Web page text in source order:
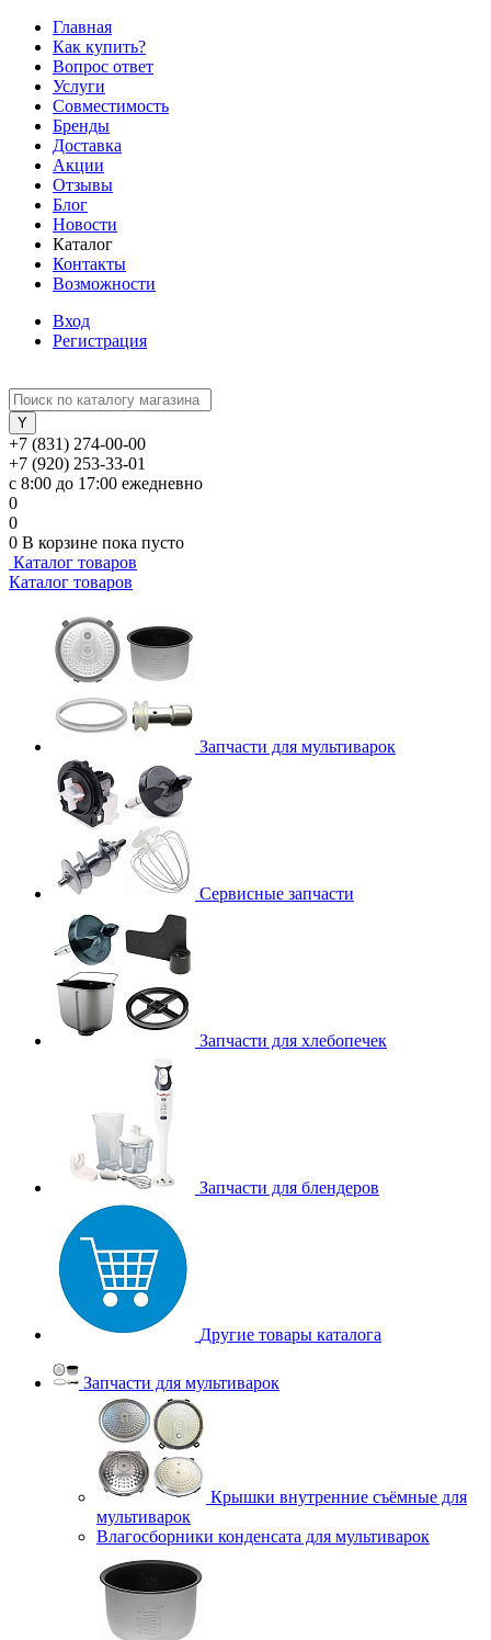
Главная
Как купить?
Вопрос ответ
Услуги
Совместимость
Бренды
Доставка
Акции
Отзывы
Блог
Новости
Каталог
Контакты
Возможности
Вход
Регистрация
+7 (831) 274-00-00
+7 (920) 253-33-01
с 8:00 до 17:00 ежедневно
0
0
0 В корзине пока пусто
Каталог товаров
Каталог товаров
Запчасти для мультиварок
Сервисные запчасти
Запчасти для хлебопечек
Запчасти для блендеров
Другие товары каталога
Запчасти для мультиварок
Крышки внутренние съёмные для
мультиварок
Влагосборники конденсата для мультиварок